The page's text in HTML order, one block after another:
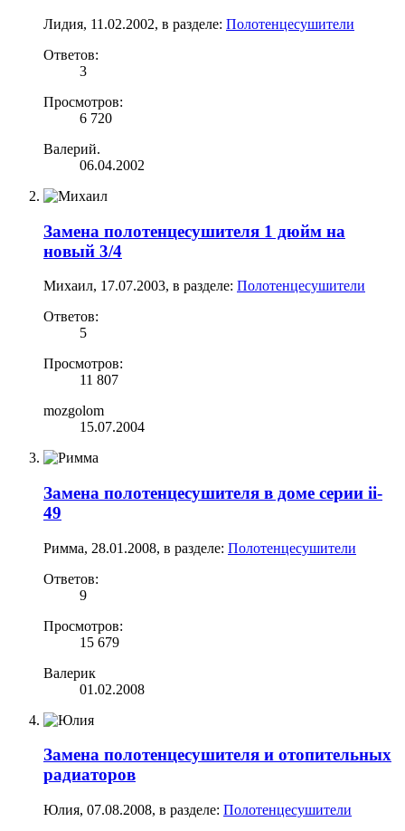
Лидия, 11.02.2002, в разделе: Полотенцесушители
Ответов:
3
Просмотров:
6 720
Валерий.
06.04.2002
Замена полотенцесушителя 1 дюйм на
новый 3/4
Михаил, 17.07.2003, в разделе: Полотенцесушители
Ответов:
5
Просмотров:
11 807
mozgolom
15.07.2004
Замена полотенцесушителя в доме серии ii-
49
Римма, 28.01.2008, в разделе: Полотенцесушители
Ответов:
9
Просмотров:
15 679
Валерик
01.02.2008
Замена полотенцесушителя и отопительных
радиаторов
Юлия, 07.08.2008, в разделе: Полотенцесушители